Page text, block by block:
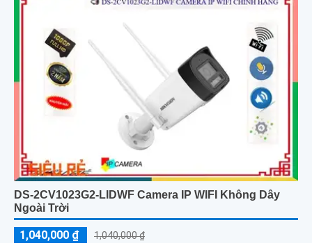
DS-2CV1023G2-LIDWF Camera IP WIFI Không Dây
Ngoài Trời
1,040,000 ₫ 1,040,000 ₫